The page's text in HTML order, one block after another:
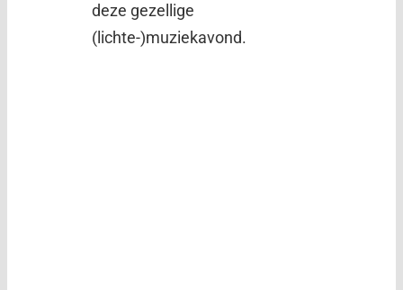
deze gezellige
(lichte-)muziekavond.